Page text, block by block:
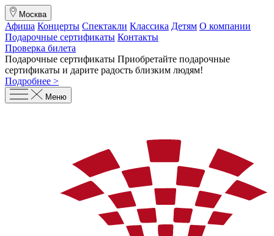
Москва
Афиша Концерты Спектакли Классика Детям О компании
Подарочные сертификаты Контакты
Проверка билета
Подарочные сертификаты Приобретайте подарочные
сертификаты и дарите радость близким людям!
Подробнее >
Меню